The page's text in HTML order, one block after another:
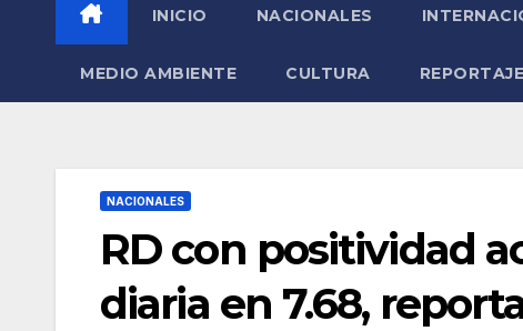
INICIO NACIONALES
MEDIO AMBIENTE CULTURA
NACIONALES
RD con positividad
diaria en 7.68,